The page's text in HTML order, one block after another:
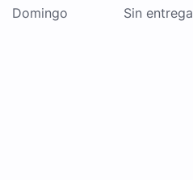
Domingo Sin entrega